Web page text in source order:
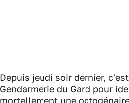
Depuis jeudi soir dernier,
Gendarmerie du Gard pour
mortellement une